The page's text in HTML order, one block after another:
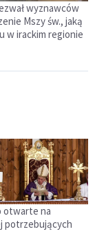
wyznawców
Mszy św., jaką
w irackim regionie
otwarte na
potrzebujących